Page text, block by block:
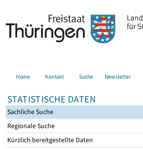
Home Kontakt Suche Newsletter
STATISTISCHE DATEN
Sachliche Suche
Regionale Suche
Kürzlich bereitgestellte Daten